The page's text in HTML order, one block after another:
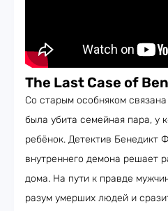
The Last Case of
Со старым особняком
была убита семейная пара, у
ребёнок. Детектив Бенедикт
внутреннего демона решает
дома. На пути к правде
разум умерших людей и